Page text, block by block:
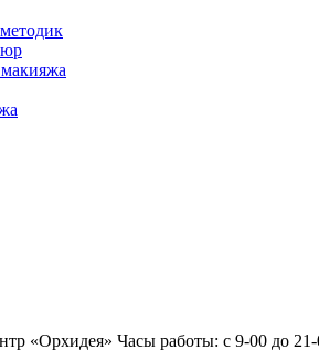
«Орхидея» Часы работы: с 9-00 до